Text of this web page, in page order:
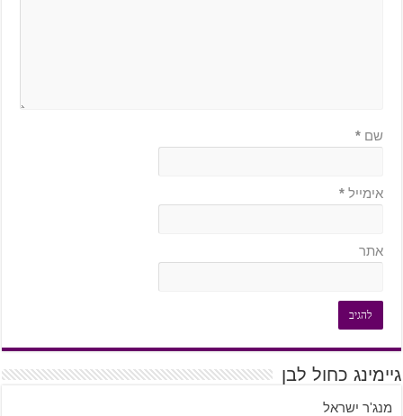
שם *
אימייל *
אתר
גיימינג כחול לבן
מנג'ר ישראל